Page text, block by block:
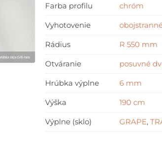
Farba profilu chróm
Vyhotovenie
Rádius R 550 mm
Otváranie posuvné
Hrúbka výplne 6 mm
Výška 190 cm
Výplne (sklo) GRAPE,